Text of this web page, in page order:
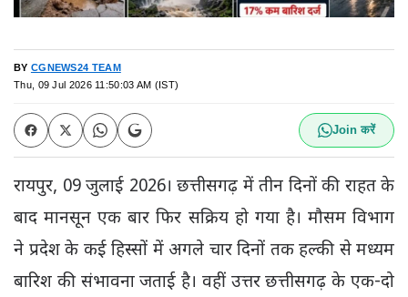
BY CGNEWS24 TEAM
Thu, 09 Jul 2026 11:50:03 AM (IST)
Join करें
रायपुर, 09 जुलाई 2026। छत्तीसगढ़ में तीन दिनों की राहत के
बाद मानसून एक बार फिर सक्रिय हो गया है। मौसम विभाग
ने प्रदेश के कई हिस्सों में अगले चार दिनों तक हल्की से मध्यम
बारिश की संभावना जताई है। वहीं उत्तर छत्तीसगढ़ के एक-दो